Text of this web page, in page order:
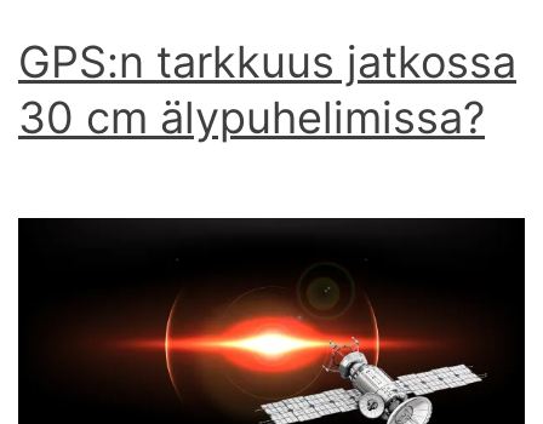
GPS:n tarkkuus jatkossa
30 cm älypuhelimissa?